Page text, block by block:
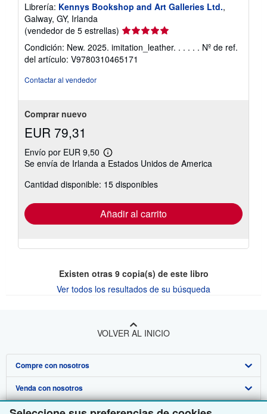
Librería: Kennys Bookshop and Art Galleries Ltd.,
Galway, GY, Irlanda
(vendedor de 5 estrellas) Calificación
del
vendedor:
5
Condición: New. 2025. imitation_leather. . . . . . Nº de ref.
del artículo: V9780310465171
Contactar al vendedor
Comprar nuevo
EUR 79,31
Envío por EUR 9,50
Más
información
las
tarifas
envío
Se envía de Irlanda a Estados Unidos de America
Cantidad disponible: 15 disponibles
Añadir al carrito
Existen otras 9copia(s) de este libro
Ver todos los resultados de su búsqueda
VOLVER AL INICIO
Compre con nosotros
Búsqueda avanzada
Colecciones
Venda con nosotros
Comenzar a vender
Sobre nosotros